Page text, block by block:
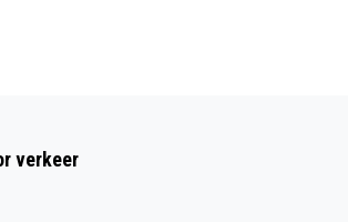
FERRY CORSTEN,
verkeer